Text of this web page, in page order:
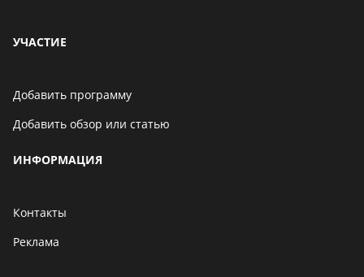
УЧАСТИЕ
Добавить программу
Добавить обзор или статью
ИНФОРМАЦИЯ
Контакты
Реклама